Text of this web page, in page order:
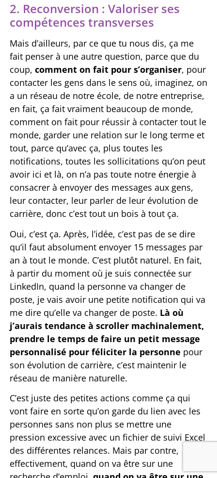
2. Reconversion : Valoriser ses
compétences transverses
Mais d’ailleurs, par ce que tu nous dis, ça me
fait penser à une autre question, parce que du
coup, comment on fait pour s’organiser, pour
contacter les gens dans le sens où, imaginez, on
a un réseau de notre école, de notre entreprise,
en fait, ça fait vraiment beaucoup de monde,
comment on fait pour réussir à contacter tout le
monde, garder une relation sur le long terme et
tout, parce qu’avec ça, plus toutes les
notifications, toutes les sollicitations qu’on peut
avoir ici et là, on n’a pas toute notre énergie à
consacrer à envoyer des messages aux gens,
leur contacter, leur parler de leur évolution de
carrière, donc c’est tout un bois à tout ça.
Oui, c’est ça. Après, l’idée, c’est pas de se dire
qu’il faut absolument envoyer 15 messages par
an à tout le monde. C’est plutôt naturel. En fait,
à partir du moment où je suis connectée sur
LinkedIn, quand la personne va changer de
poste, je vais avoir une petite notification qui va
me dire qu’elle va changer de poste. Là où
j’aurais tendance à scroller machinalement,
prendre le temps de faire un petit message
personnalisé pour féliciter la personne pour
son évolution de carrière, c’est maintenir le
réseau de manière naturelle.
C’est juste des petites actions comme ça qui
vont faire en sorte qu’on garde du lien avec les
personnes sans non plus se mettre une
pression excessive avec un fichier de suivi Excel
des différentes relances. Mais par contre,
effectivement, quand on va être sur une